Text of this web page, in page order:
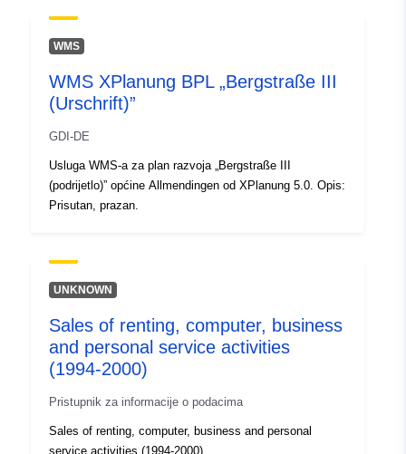
48.9198925 ], [ 8.9925639,
48.9198925 ] ]
50ea-440a-9938-04444337c08e
WMS
WMS XPlanung BPL „Bergstraße III
(Urschrift)”
GDI-DE
Usluga WMS-a za plan razvoja „Bergstraße III
(podrijetlo)” općine Allmendingen od XPlanung 5.0. Opis:
Prisutan, prazan.
UNKNOWN
Sales of renting, computer, business
and personal service activities
(1994-2000)
Pristupnik za informacije o podacima
Sales of renting, computer, business and personal
service activities (1994-2000).